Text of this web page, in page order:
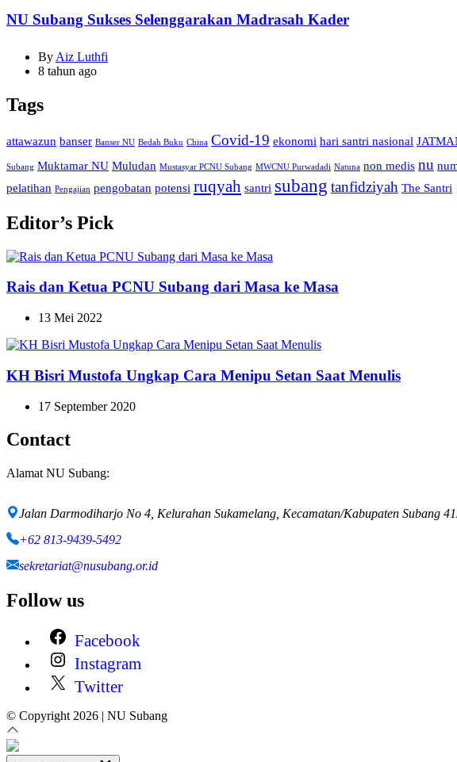
NU Subang Sukses Selenggarakan Madrasah Kader
By Aiz Luthfi
8 tahun ago
Tags
attawazun banser Banser NU Bedah Buku China Covid-19 ekonomi hari santri nasional
Subang Muktamar NU Muludan Mustasyar PCNU Subang MWCNU Purwadadi Natuna non medis nu
pelatihan Pengajian pengobatan potensi ruqyah santri subang tanfidziyah The Santri
Editor’s Pick
Rais dan Ketua PCNU Subang dari Masa ke Masa
13 Mei 2022
KH Bisri Mustofa Ungkap Cara Menipu Setan Saat Menulis
17 September 2020
Contact
Alamat NU Subang:
Jalan Darmodiharjo No 4, Kelurahan Sukamelang, Kecamatan/Kabupaten Subang
+62 813-9439-5492
sekretariat@nusubang.or.id
Follow us
Facebook
Instagram
Twitter
© Copyright 2026 | NU Subang